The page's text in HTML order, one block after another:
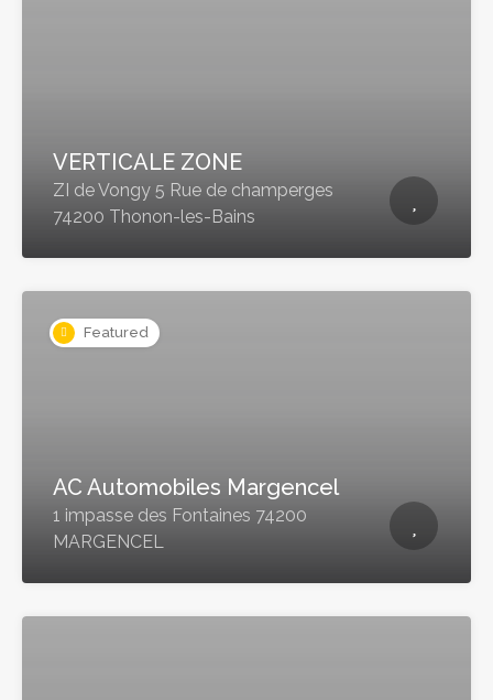
VERTICALE ZONE
ZI de Vongy 5 Rue de champerges
74200 Thonon-les-Bains
Featured
AC Automobiles Margencel
1 impasse des Fontaines 74200
MARGENCEL